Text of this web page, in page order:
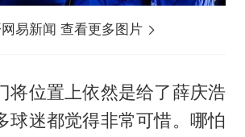
易新闻 查看更多图片
将位置上依然是给了薛庆浩
球迷都觉得非常可惜。哪怕